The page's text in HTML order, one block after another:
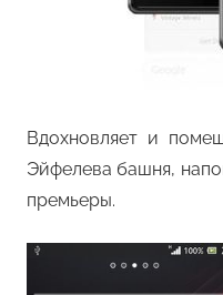
Вдохновляет и
Эйфелева башня,
премьеры.